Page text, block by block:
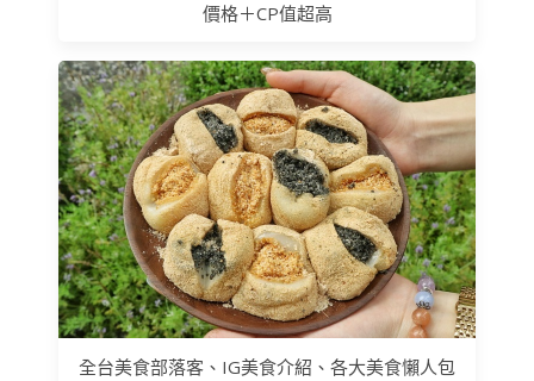
價格＋CP值超高
全台美食部落客、IG美食介紹、各大美食懶人包